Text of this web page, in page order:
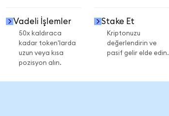
Vadeli İşlemler
50x kaldıraca
kadar token'larda
uzun veya kısa
pozisyon alın.
Stake Et
Kriptonuzu
değerlendirin ve
pasif gelir elde edin.